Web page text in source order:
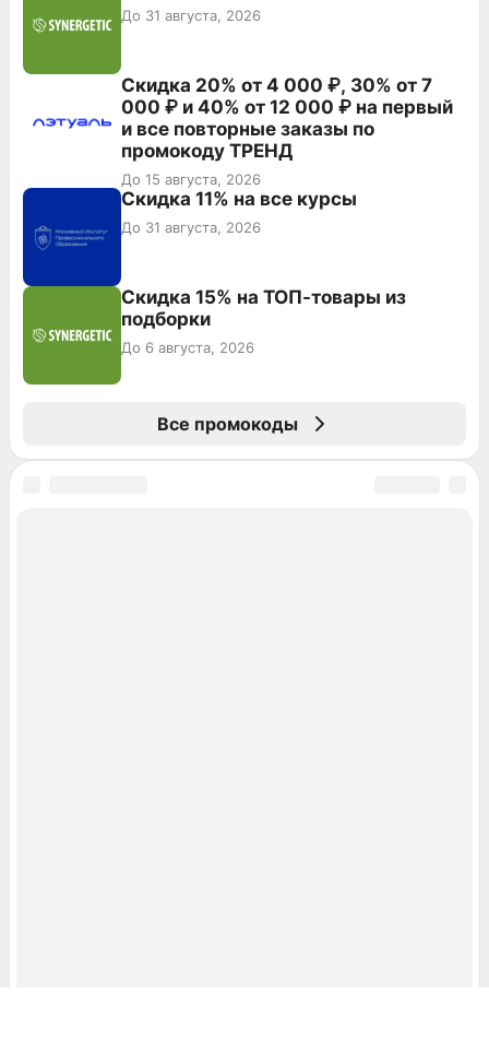
До 31 августа, 2026
Скидка 20% от 4 000 ₽, 30% от 7
000 ₽ и 40% от 12 000 ₽ на первый
и все повторные заказы по
промокоду ТРЕНД
До 15 августа, 2026
Скидка 11% на все курсы
До 31 августа, 2026
Скидка 15% на ТОП-товары из
подборки
До 6 августа, 2026
Все промокоды